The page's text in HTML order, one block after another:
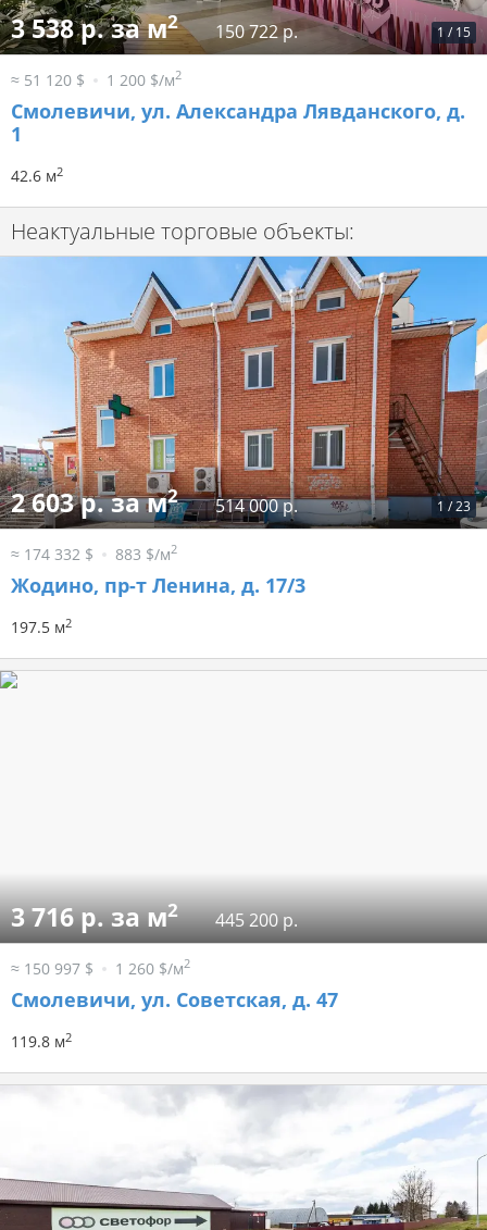
1 / 15
3 538 р. за м2 150 722 р.
≈ 51 120 $ 1 200 $/м2
Смолевичи, ул. Александра Лявданского, д.
1
42.6 м2
Неактуальные торговые объекты:
1 /23
2 603 р. за м2 514 000 р.
≈ 174 332 $ 883 $/м2
Жодино, пр-т Ленина, д. 17/3
197.5 м2
3 716 р. за м2 445 200 р.
≈ 150 997 $ 1 260 $/м2
Смолевичи, ул. Советская, д. 47
119.8 м2